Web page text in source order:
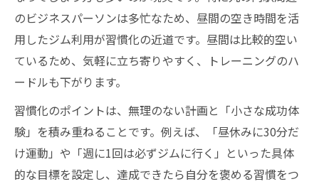
のビジネスパーソンは多忙なため、昼間の空き時間を活
用したジム利用が習慣化の近道です。昼間は比較的空い
ているため、気軽に立ち寄りやすく、トレーニングのハ
ードルも下がります。
習慣化のポイントは、無理のない計画と「小さな成功体
験」を積み重ねることです。例えば、「昼休みに30分だ
け運動」や「週に1回は必ずジムに行く」といった具体
的な目標を設定し、達成できたら自分を褒める習慣をつ